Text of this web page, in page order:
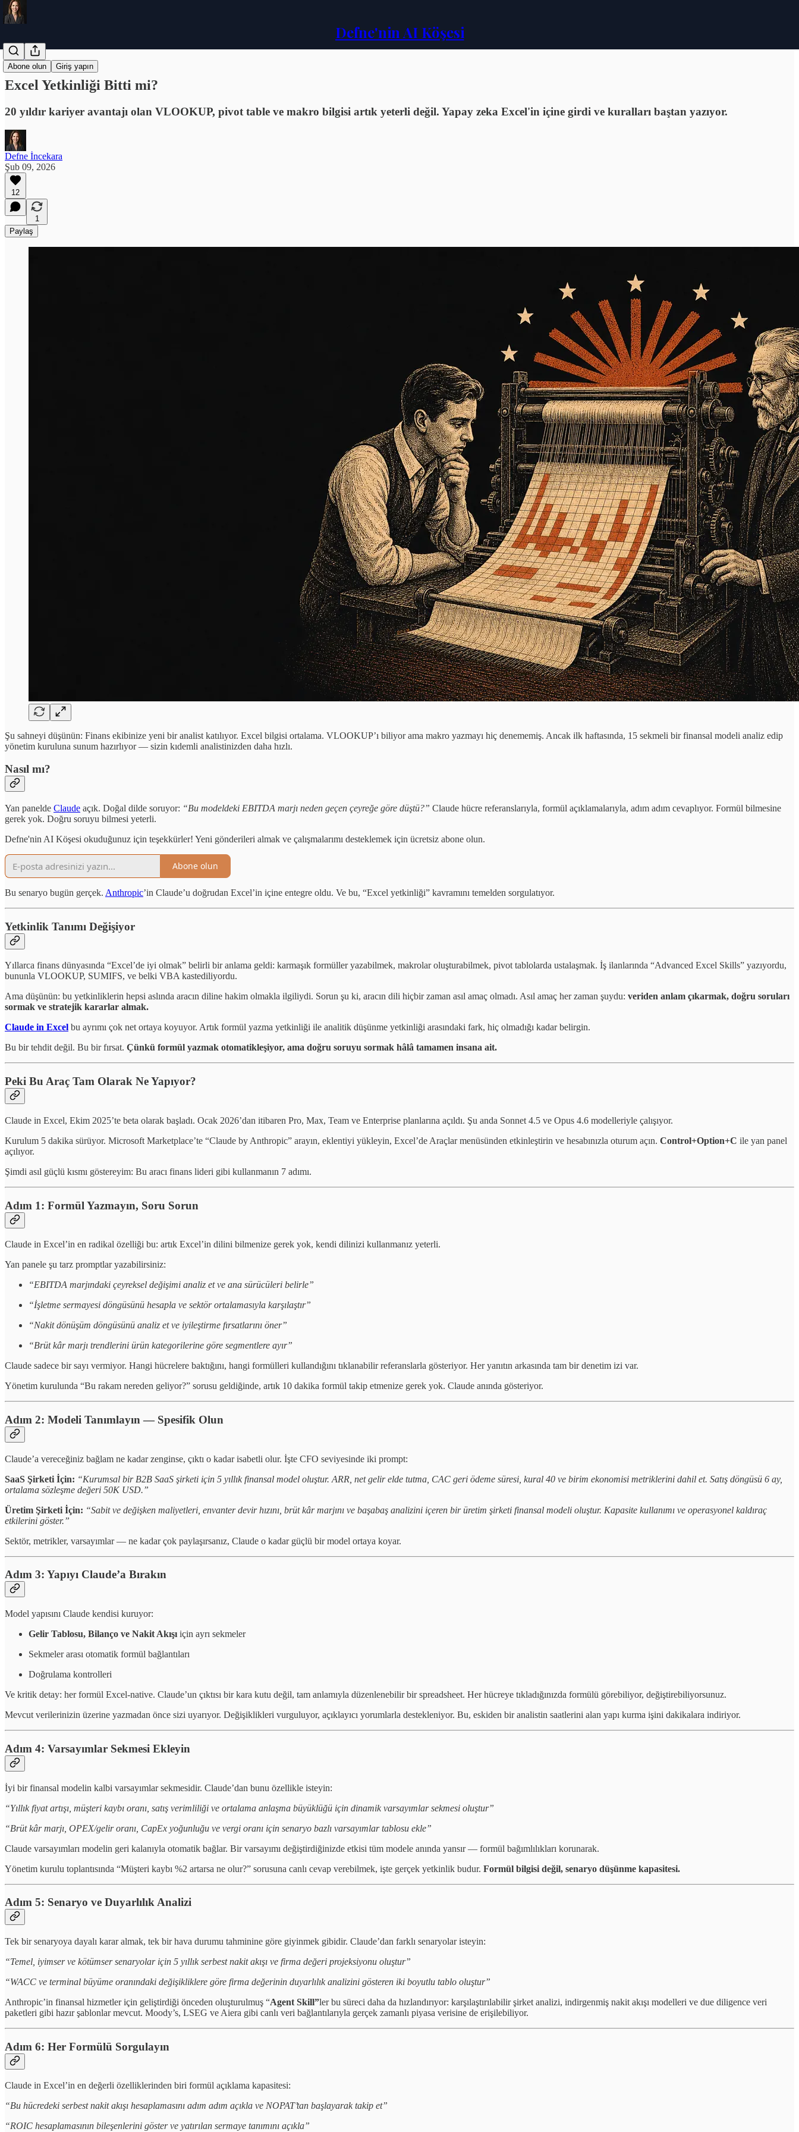
Defne'nin AI Köşesi
Abone olun Giriş yapın
Claude
Excel Yetkinliği Bitti mi?
20 yıldır kariyer avantajı olan VLOOKUP, pivot table ve makro bilgisi artık yeterli değil. Yapay zeka Excel'in içine girdi ve kuralları baştan yazıyor.
Defne İncekara
Şub 09, 2026
12
1
Paylaş
Şu sahneyi düşünün: Finans ekibinize yeni bir analist katılıyor. Excel bilgisi ortalama. VLOOKUP’ı biliyor ama makro yazmayı hiç denememiş. Ancak ilk haftasında, 15 sekmeli bir finansal modeli analiz edip
yönetim kuruluna sunum hazırlıyor — sizin kıdemli analistinizden daha hızlı.
Nasıl mı?
Yan panelde Claude açık. Doğal dilde soruyor: “Bu modeldeki EBITDA marjı neden geçen çeyreğe göre düştü?” Claude hücre referanslarıyla, formül açıklamalarıyla, adım adım cevaplıyor. Formül bilmesine
gerek yok. Doğru soruyu bilmesi yeterli.
Defne'nin AI Köşesi okuduğunuz için teşekkürler! Yeni gönderileri almak ve çalışmalarımı desteklemek için ücretsiz abone olun.
Abone olun
Bu senaryo bugün gerçek. Anthropic’in Claude’u doğrudan Excel’in içine entegre oldu. Ve bu, “Excel yetkinliği” kavramını temelden sorgulatıyor.
Yetkinlik Tanımı Değişiyor
Yıllarca finans dünyasında “Excel’de iyi olmak” belirli bir anlama geldi: karmaşık formüller yazabilmek, makrolar oluşturabilmek, pivot tablolarda ustalaşmak. İş ilanlarında “Advanced Excel Skills” yazıyordu,
bununla VLOOKUP, SUMIFS, ve belki VBA kastediliyordu.
Ama düşünün: bu yetkinliklerin hepsi aslında aracın diline hakim olmakla ilgiliydi. Sorun şu ki, aracın dili hiçbir zaman asıl amaç olmadı. Asıl amaç her zaman şuydu: veriden anlam çıkarmak, doğru soruları
sormak ve stratejik kararlar almak.
Claude in Excel bu ayrımı çok net ortaya koyuyor. Artık formül yazma yetkinliği ile analitik düşünme yetkinliği arasındaki fark, hiç olmadığı kadar belirgin.
Bu bir tehdit değil. Bu bir fırsat. Çünkü formül yazmak otomatikleşiyor, ama doğru soruyu sormak hâlâ tamamen insana ait.
Peki Bu Araç Tam Olarak Ne Yapıyor?
Claude in Excel, Ekim 2025’te beta olarak başladı. Ocak 2026’dan itibaren Pro, Max, Team ve Enterprise planlarına açıldı. Şu anda Sonnet 4.5 ve Opus 4.6 modelleriyle çalışıyor.
Kurulum 5 dakika sürüyor. Microsoft Marketplace’te “Claude by Anthropic” arayın, eklentiyi yükleyin, Excel’de Araçlar menüsünden etkinleştirin ve hesabınızla oturum açın. Control+Option+C ile yan panel
açılıyor.
Şimdi asıl güçlü kısmı göstereyim: Bu aracı finans lideri gibi kullanmanın 7 adımı.
Adım 1: Formül Yazmayın, Soru Sorun
Claude in Excel’in en radikal özelliği bu: artık Excel’in dilini bilmenize gerek yok, kendi dilinizi kullanmanız yeterli.
Yan panele şu tarz promptlar yazabilirsiniz:
“EBITDA marjındaki çeyreksel değişimi analiz et ve ana sürücüleri belirle”
“İşletme sermayesi döngüsünü hesapla ve sektör ortalamasıyla karşılaştır”
“Nakit dönüşüm döngüsünü analiz et ve iyileştirme fırsatlarını öner”
“Brüt kâr marjı trendlerini ürün kategorilerine göre segmentlere ayır”
Claude sadece bir sayı vermiyor. Hangi hücrelere baktığını, hangi formülleri kullandığını tıklanabilir referanslarla gösteriyor. Her yanıtın arkasında tam bir denetim izi var.
Yönetim kurulunda “Bu rakam nereden geliyor?” sorusu geldiğinde, artık 10 dakika formül takip etmenize gerek yok. Claude anında gösteriyor.
Adım 2: Modeli Tanımlayın — Spesifik Olun
Claude’a vereceğiniz bağlam ne kadar zenginse, çıktı o kadar isabetli olur. İşte CFO seviyesinde iki prompt:
SaaS Şirketi İçin: “Kurumsal bir B2B SaaS şirketi için 5 yıllık finansal model oluştur. ARR, net gelir elde tutma, CAC geri ödeme süresi, kural 40 ve birim ekonomisi metriklerini dahil et. Satış döngüsü 6 ay,
ortalama sözleşme değeri 50K USD.”
Üretim Şirketi İçin: “Sabit ve değişken maliyetleri, envanter devir hızını, brüt kâr marjını ve başabaş analizini içeren bir üretim şirketi finansal modeli oluştur. Kapasite kullanımı ve operasyonel kaldıraç
etkilerini göster.”
Sektör, metrikler, varsayımlar — ne kadar çok paylaşırsanız, Claude o kadar güçlü bir model ortaya koyar.
Adım 3: Yapıyı Claude’a Bırakın
Model yapısını Claude kendisi kuruyor:
Gelir Tablosu, Bilanço ve Nakit Akışı için ayrı sekmeler
Sekmeler arası otomatik formül bağlantıları
Doğrulama kontrolleri
Ve kritik detay: her formül Excel-native. Claude’un çıktısı bir kara kutu değil, tam anlamıyla düzenlenebilir bir spreadsheet. Her hücreye tıkladığınızda formülü görebiliyor, değiştirebiliyorsunuz.
Mevcut verilerinizin üzerine yazmadan önce sizi uyarıyor. Değişiklikleri vurguluyor, açıklayıcı yorumlarla destekleniyor. Bu, eskiden bir analistin saatlerini alan yapı kurma işini dakikalara indiriyor.
Adım 4: Varsayımlar Sekmesi Ekleyin
İyi bir finansal modelin kalbi varsayımlar sekmesidir. Claude’dan bunu özellikle isteyin:
“Yıllık fiyat artışı, müşteri kaybı oranı, satış verimliliği ve ortalama anlaşma büyüklüğü için dinamik varsayımlar sekmesi oluştur”
“Brüt kâr marjı, OPEX/gelir oranı, CapEx yoğunluğu ve vergi oranı için senaryo bazlı varsayımlar tablosu ekle”
Claude varsayımları modelin geri kalanıyla otomatik bağlar. Bir varsayımı değiştirdiğinizde etkisi tüm modele anında yansır — formül bağımlılıkları korunarak.
Yönetim kurulu toplantısında “Müşteri kaybı %2 artarsa ne olur?” sorusuna canlı cevap verebilmek, işte gerçek yetkinlik budur. Formül bilgisi değil, senaryo düşünme kapasitesi.
Adım 5: Senaryo ve Duyarlılık Analizi
Tek bir senaryoya dayalı karar almak, tek bir hava durumu tahminine göre giyinmek gibidir. Claude’dan farklı senaryolar isteyin:
“Temel, iyimser ve kötümser senaryolar için 5 yıllık serbest nakit akışı ve firma değeri projeksiyonu oluştur”
“WACC ve terminal büyüme oranındaki değişikliklere göre firma değerinin duyarlılık analizini gösteren iki boyutlu tablo oluştur”
Anthropic’in finansal hizmetler için geliştirdiği önceden oluşturulmuş “Agent Skill”ler bu süreci daha da hızlandırıyor: karşılaştırılabilir şirket analizi, indirgenmiş nakit akışı modelleri ve due diligence veri
paketleri gibi hazır şablonlar mevcut. Moody’s, LSEG ve Aiera gibi canlı veri bağlantılarıyla gerçek zamanlı piyasa verisine de erişilebiliyor.
Adım 6: Her Formülü Sorgulayın
Claude in Excel’in en değerli özelliklerinden biri formül açıklama kapasitesi:
“Bu hücredeki serbest nakit akışı hesaplamasını adım adım açıkla ve NOPAT’tan başlayarak takip et”
“ROIC hesaplamasının bileşenlerini göster ve yatırılan sermaye tanımını açıkla”